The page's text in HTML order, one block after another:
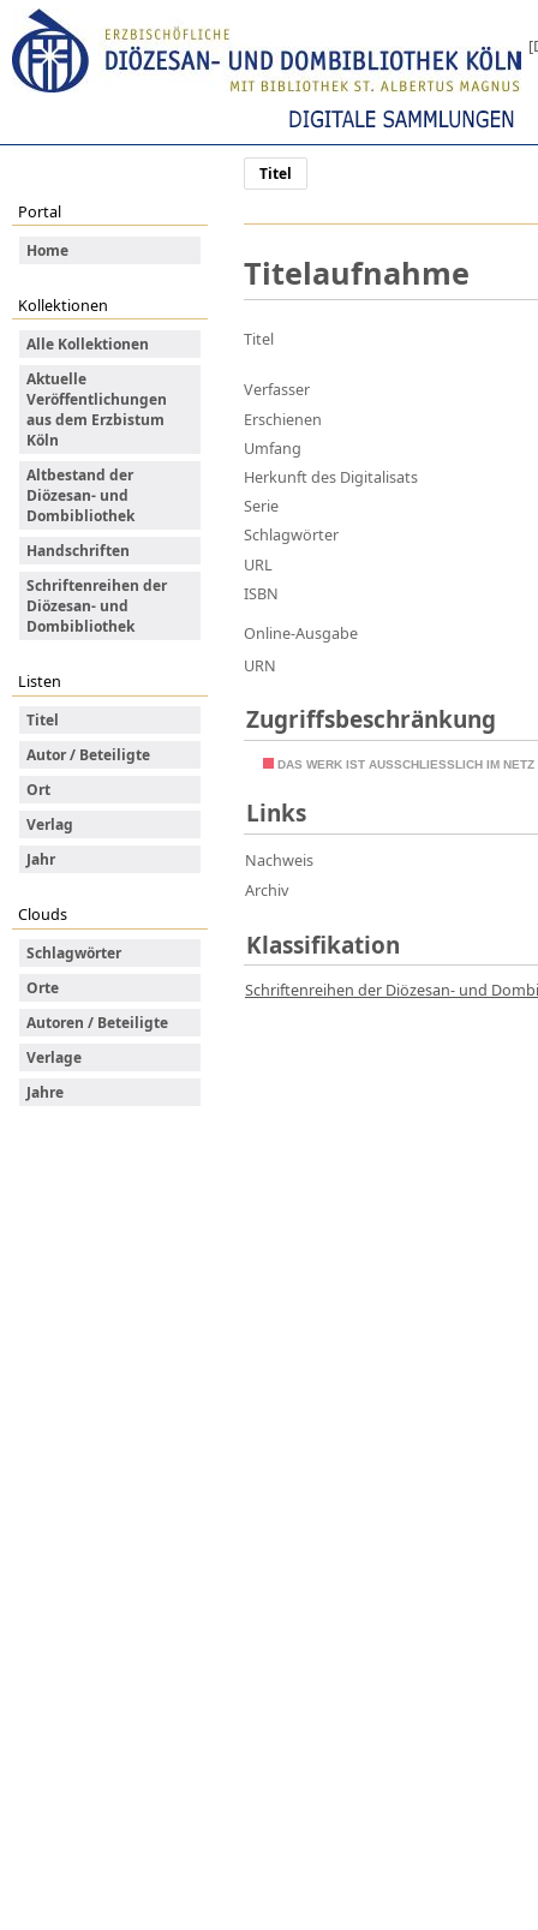
Titel
Portal
Home
Kollektionen
Alle Kollektionen
Aktuelle
Veröffentlichungen
aus dem Erzbistum
Köln
Altbestand der
Diözesan- und
Dombibliothek
Handschriften
Schriftenreihen der
Diözesan- und
Dombibliothek
Listen
Titel
Autor / Beteiligte
Ort
Verlag
Jahr
Clouds
Schlagwörter
Orte
Autoren / Beteiligte
Verlage
Jahre
Titelaufnahme
Titel
Verfasser
Erschienen
Umfang
Herkunft des Digitalisats
Serie
Schlagwörter
URL
ISBN
Online-Ausgabe
URN
Zugriffsbeschränkung
DAS WERK IST AUSSCHLIESSLICH IM
Links
Nachweis
Archiv
Klassifikation
Schriftenreihen der Diözesan- und